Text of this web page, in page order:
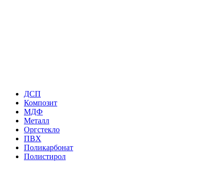
ДСП
Композит
МДФ
Металл
Оргстекло
ПВХ
Поликарбонат
Полистирол